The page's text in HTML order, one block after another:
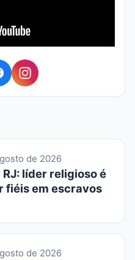
de 2026
líder religioso é
fiéis em escravos
de 2026